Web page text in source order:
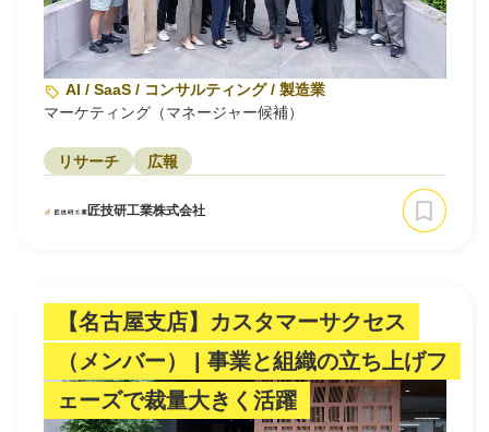
AI / SaaS / コンサルティング / 製造業
マーケティング（マネージャー候補）
リサーチ 広報
匠技研工業株式会社
【名古屋支店】カスタマーサクセス
（メンバー） | 事業と組織の立ち上げフ
ェーズで裁量大きく活躍